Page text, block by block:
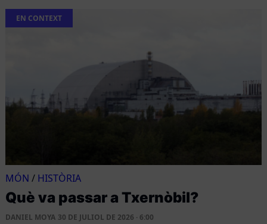
EN CONTEXT
MÓN / HISTÒRIA
Què va passar a Txernòbil?
DANIEL MOYA 30 DE JULIOL DE 2026 · 6:00